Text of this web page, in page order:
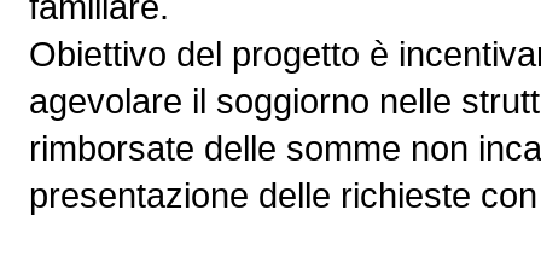
Obiettivo del progetto è
agevolare il soggiorno nelle
rimborsate delle somme non
presentazione delle richieste